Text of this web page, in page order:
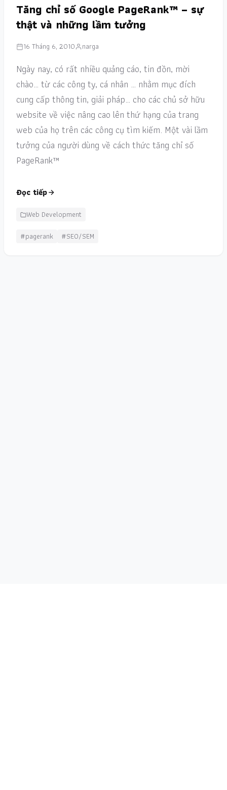
Tăng chỉ số Google PageRank™ – sự
thật và những lầm tưởng
16 Tháng 6, 2010 narga
Ngày nay, có rất nhiều quảng cáo, tin đồn, mời
chào… từ các công ty, cá nhân … nhằm mục đích
cung cấp thông tin, giải pháp… cho các chủ sở hữu
website về việc nâng cao lên thứ hạng của trang
web của họ trên các công cụ tìm kiếm. Một vài lầm
tưởng của người dùng về cách thức tăng chỉ số
PageRank™
Đọc tiếp
Web Development
#pagerank
#SEO/SEM